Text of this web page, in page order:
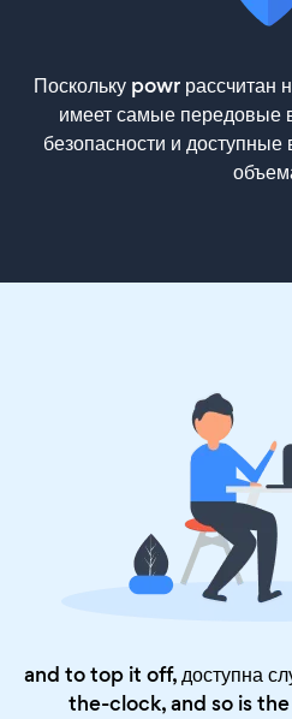
Поскольку powr рассчитан
имеет самые передовые
безопасности и
and to top it off, доступна
the-clock, and so is the